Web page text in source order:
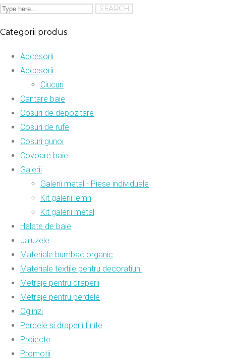
Categorii produs
Accesorii
Accesorii
Ciucuri
Cantare baie
Cosuri de depozitare
Cosuri de rufe
Cosuri gunoi
Covoare baie
Galerii
Galerii metal - Piese individuale
Kit galerii lemn
Kit galerii metal
Halate de baie
Jaluzele
Materiale bumbac organic
Materiale textile pentru decoratiuni
Metraje pentru draperii
Metraje pentru perdele
Oglinzi
Perdele si draperii finite
Proiecte
Promotii